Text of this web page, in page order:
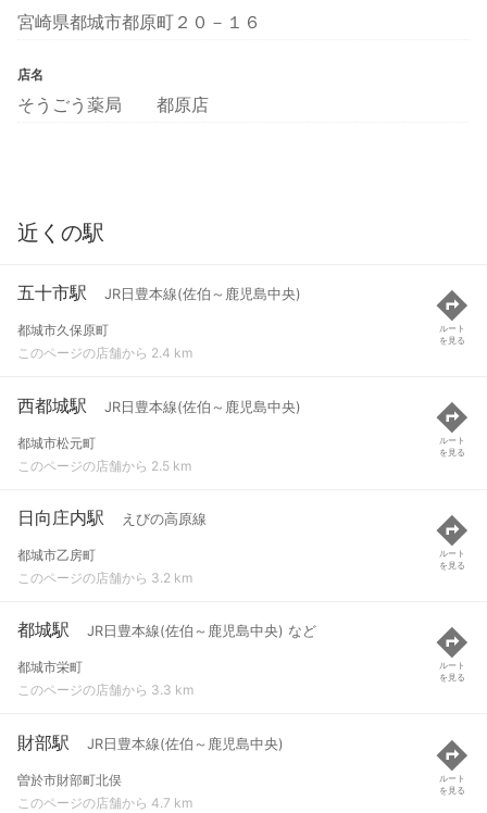
宮崎県都城市都原町２０－１６
店名
そうごう薬局 都原店
近くの駅
五十市駅 JR日豊本線(佐伯～鹿児島中央)
都城市久保原町
このページの店舗から 2.4 km
ルート
を見る
西都城駅 JR日豊本線(佐伯～鹿児島中央)
都城市松元町
このページの店舗から 2.5 km
ルート
を見る
日向庄内駅 えびの高原線
都城市乙房町
このページの店舗から 3.2 km
ルート
を見る
都城駅 JR日豊本線(佐伯～鹿児島中央) など
都城市栄町
このページの店舗から 3.3 km
ルート
を見る
財部駅 JR日豊本線(佐伯～鹿児島中央)
曽於市財部町北俣
このページの店舗から 4.7 km
ルート
を見る